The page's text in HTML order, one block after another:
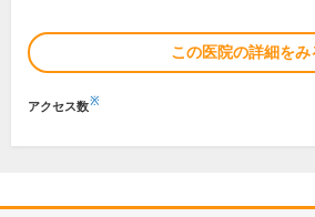
この医院の詳細をみ
アクセス数※